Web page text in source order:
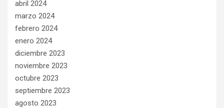
abril 2024
marzo 2024
febrero 2024
enero 2024
diciembre 2023
noviembre 2023
octubre 2023
septiembre 2023
agosto 2023